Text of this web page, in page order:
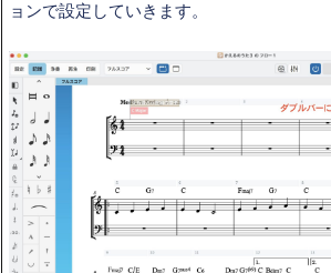
ョンで設定していきます。